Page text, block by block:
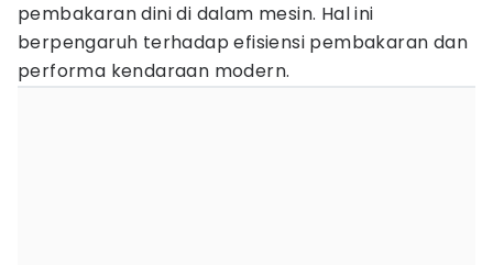
pembakaran dini di dalam mesin. Hal ini
berpengaruh terhadap efisiensi pembakaran dan
performa kendaraan modern.